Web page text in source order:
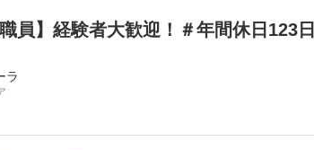
職員】経験者大歓迎！＃年間休日
ラ